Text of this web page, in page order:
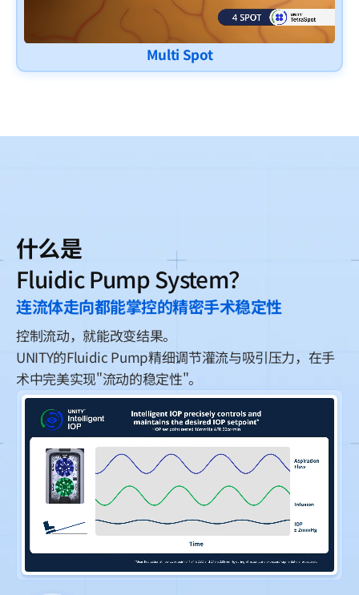
Multi Spot
什么是
Fluidic Pump System？
连流体走向都能掌控的精密手术稳定性
控制流动，就能改变结果。
UNITY的Fluidic Pump精细调节灌流与吸引压力，在手
术中完美实现"流动的稳定性"。